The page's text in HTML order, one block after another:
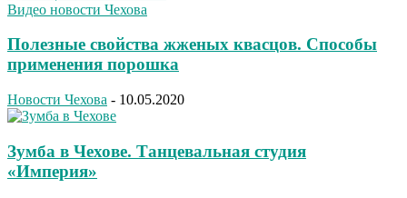
Видео новости Чехова
Полезные свойства жженых квасцов. Способы
применения порошка
Новости Чехова - 10.05.2020
Зумба в Чехове. Танцевальная студия
«Империя»